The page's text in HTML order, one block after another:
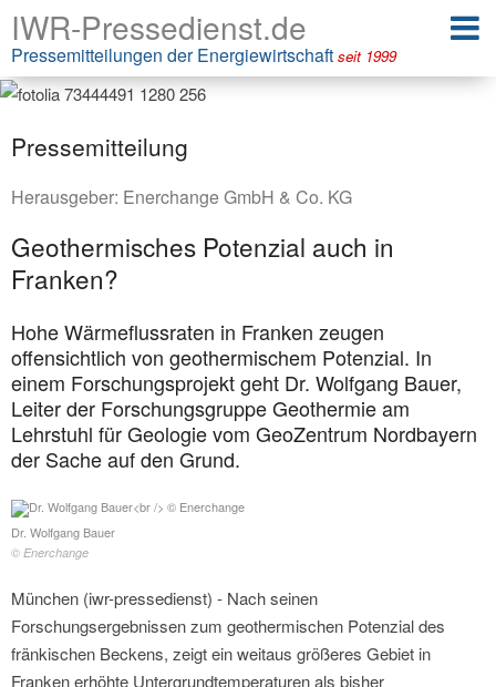
IWR-Pressedienst.de
Pressemitteilungen der Energiewirtschaft seit 1999
Pressemitteilung
Herausgeber: Enerchange GmbH & Co. KG
Geothermisches Potenzial auch in
Franken?
Hohe Wärmeflussraten in Franken zeugen
offensichtlich von geothermischem Potenzial. In
einem Forschungsprojekt geht Dr. Wolfgang Bauer,
Leiter der Forschungsgruppe Geothermie am
Lehrstuhl für Geologie vom GeoZentrum Nordbayern
der Sache auf den Grund.
Dr. Wolfgang Bauer
© Enerchange
München (iwr-pressedienst) - Nach seinen
Forschungsergebnissen zum geothermischen Potenzial des
fränkischen Beckens, zeigt ein weitaus größeres Gebiet in
Franken erhöhte Untergrundtemperaturen als bisher